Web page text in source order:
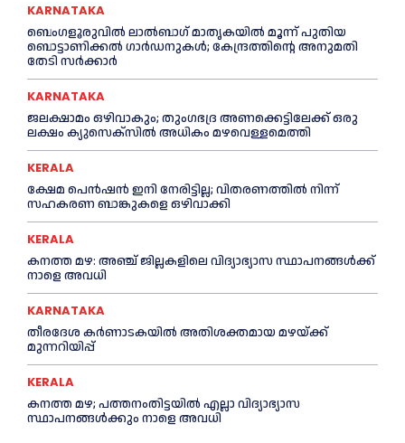
KARNATAKA
ബെംഗളൂരുവിൽ ലാൽബാഗ് മാതൃകയിൽ മൂന്ന് പുതിയ
ബൊട്ടാണിക്കൽ ഗാർഡനുകൾ; കേന്ദ്രത്തിന്റെ അനുമതി
തേടി സർക്കാർ
KARNATAKA
ജലക്ഷാമം ഒഴിവാകും; തുംഗഭദ്ര അണക്കെട്ടിലേക്ക് ഒരു
ലക്ഷം ക്യുസെക്സില്‍ അധികം മഴവെള്ളമെത്തി
KERALA
ക്ഷേമ പെൻഷൻ ഇനി നേരിട്ടില്ല; വിതരണത്തിൽ നിന്ന്
സഹകരണ ബാങ്കുകളെ ഒഴിവാക്കി
KERALA
കനത്ത മഴ: അഞ്ച് ജില്ലകളിലെ വിദ്യാഭ്യാസ സ്ഥാപനങ്ങൾക്ക്
നാളെ അവധി
KARNATAKA
തീരദേശ കർണാടകയിൽ അതിശക്തമായ മഴയ്ക്ക്
മുന്നറിയിപ്പ്
KERALA
കനത്ത മഴ; പത്തനംതിട്ടയില്‍ എല്ലാ വിദ്യാഭ്യാസ
സ്ഥാപനങ്ങള്‍ക്കും നാളെ അവധി